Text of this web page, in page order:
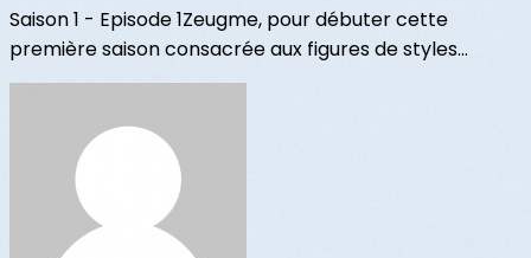
Saison 1 - Episode 1Zeugme, pour débuter cette
première saison consacrée aux figures de styles...